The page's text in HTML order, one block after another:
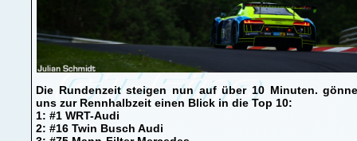
Die Rundenzeit steigen nun auf über 10 Minuten.
uns zur Rennhalbzeit einen Blick in die Top 10:
1: #1 WRT-Audi
2: #16 Twin Busch Audi